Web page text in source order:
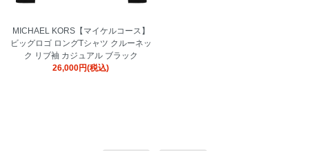
MICHAEL KORS【マイケルコース】
ビッグロゴ ロングTシャツ クルーネッ
ク リブ袖 カジュアル ブラック
26,000円(税込)